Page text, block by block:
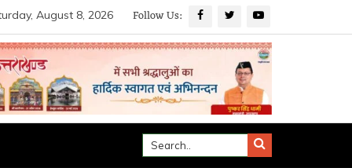
August 8, 2026 Follow Us: